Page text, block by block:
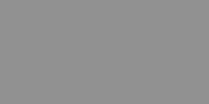
1921 e.V.
Familie